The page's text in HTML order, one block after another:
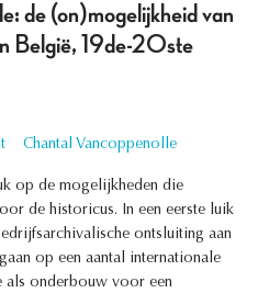
de (on)mogelijkheid van
België, 19de-20ste
Chantal Vancoppenolle
op de mogelijkheden die
de historicus. In een eerste luik
ontsluiting aan
op een aantal internationale
als onderbouw voor een